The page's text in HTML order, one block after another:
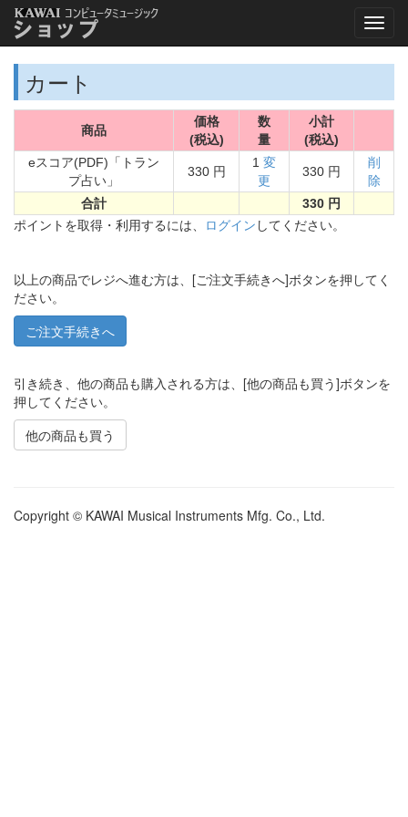
カート
商品
価格
(税込)
数
量
小計
(税込)
eスコア(PDF)「トラン
プ占い」
330 円
1 変
更
330 円
削
除
合計
330 円
ポイントを取得・利用するには、 ログイン してください。
以上の商品でレジへ進む方は、[ご注文手続きへ]ボタンを押してく
ださい。
引き続き、他の商品も購入される方は、[他の商品も買う]ボタンを
押してください。
他の商品も買う
Copyright © KAWAI Musical Instruments Mfg. Co., Ltd.